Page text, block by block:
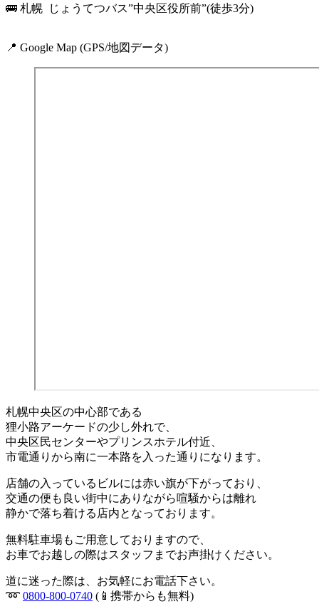
🚌 札幌 じょうてつバス”中央区役所前”(徒歩3分)
📍 Google Map (GPS/地図データ)
札幌中央区の中心部である
狸小路アーケードの少し外れで、
中央区民センターやプリンスホテル付近、
市電通りから南に一本路を入った通りになります。
店舗の入っているビルには赤い旗が下がっており、
交通の便も良い街中にありながら喧騒からは離れ
静かで落ち着ける店内となっております。
無料駐車場もご用意しておりますので、
お車でお越しの際はスタッフまでお声掛けください。
道に迷った際は、お気軽にお電話下さい。
➿ 0800-800-0740 (📱携帯からも無料)